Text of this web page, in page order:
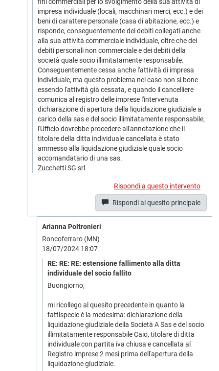
impresa individuale (locali, macchinari merci, ecc.) e dei
beni di carattere personale (casa di abitazione, ecc.) e
risponde, conseguentemente dei debiti collegati anche
alla sua attività commerciale individuale, oltre che dei
debiti personali non commerciale e dei debiti della
società quale socio illimitatamente responsabile.
Conseguentemente cessa anche l'attività di impresa
individuale, ma questo problema nel caso non si bone
essendo l'attività già cessata, e quando il cancelliere
comunica al registro delle imprese l'intervenuta
dichiarazione di apertura della liquidazione giudiziale a
carico della sas e del socio illimitatamente responsabile,
l'Ufficio dovrebbe procedere all'annotazione che il
titolare della ditta individuale cancellata è stato
ammesso alla liquidazione giudiziale quale socio
accomandatario di una sas.
Zucchetti SG srl
Rispondi a questo intervento
Rispondi al quesito principale
Arianna Poltronieri
Roncoferraro (MN)
18/07/2024 18:07
RE: RE: RE: estensione fallimento alla ditta
individuale del socio fallito
Buongiorno,
mi ricollego al quesito precedente in quanto la
fattispecie è la medesima: dichiarazione della
liquidazione giudiziale della Società A Sas e del socio
illimitatamente responsabile Caio, titolare di ditta
individuale con partita iva chiusa e cancellata al
Registro imprese 2 mesi prima dell'apertura della
liquidazione giudiziale.